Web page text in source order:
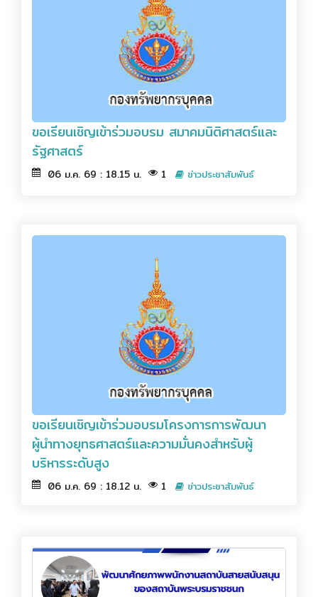
ขอเรียนเชิญเข้าร่วมอบรม สมาคมนิติศาสตร์และ
รัฐศาสตร์
06 ม.ค. 69 : 18.15 น. 1 ข่าวประชาสัมพันธ์
ขอเรียนเชิญเข้าร่วมอบรมโครงการการพัฒนา
ผู้นำทางยุทธศาสตร์และความมั่นคงสำหรับผู้
บริหารระดับสูง
06 ม.ค. 69 : 18.12 น. 1 ข่าวประชาสัมพันธ์